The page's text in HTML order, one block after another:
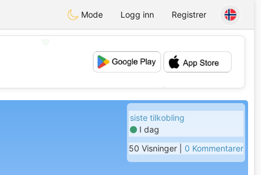
Mode Logg inn Registrer
💕
siste tilkobling
I dag
50 Visninger | 0 Kommentarer